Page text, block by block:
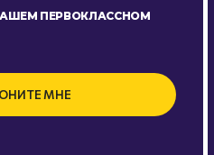
ПЕРВОКЛАССНОМ
МНЕ